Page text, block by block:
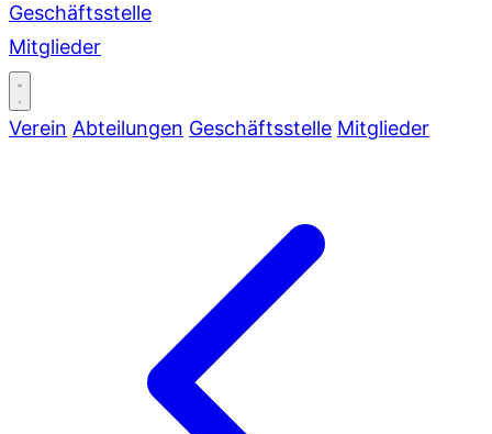
Geschäftsstelle
Mitglieder
Verein Abteilungen Geschäftsstelle Mitglieder